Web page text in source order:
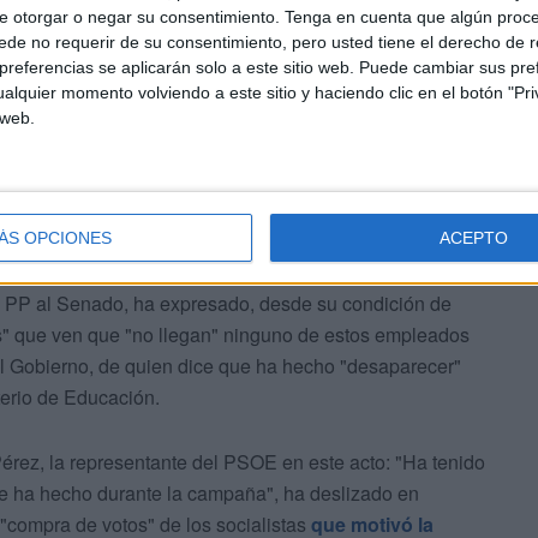
otorgar o negar su consentimiento. Tenga en cuenta que algún
no requerir de su consentimiento, pero usted tiene el derecho de
se aplicarán solo a este sitio web. Puede cambiar sus
momento volviendo a este sitio y haciendo clic en el botón
OPCIONES ACEPTO
escolares. Uno de los puntos que, precisamente, ha
del Plan de Empleo de la Delegación de
al Senado, ha expresado, desde su condición de
que ven que "no llegan" ninguno de estos empleados
de quien dice que ha hecho "desaparecer"
de Educación.
la representante del PSOE en este acto: "Ha tenido
hecho durante la campaña", ha deslizado en
de votos" de los socialistas que motivó la